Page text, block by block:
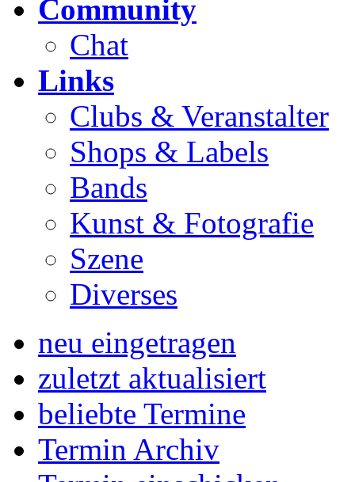
Community
Chat
Links
Clubs & Veranstalter
Shops & Labels
Bands
Kunst & Fotografie
Szene
Diverses
neu eingetragen
zuletzt aktualisiert
beliebte Termine
Termin Archiv